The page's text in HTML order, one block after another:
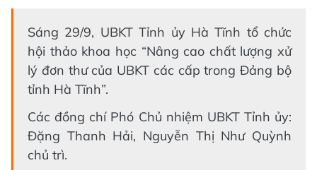
Sáng 29/9, UBKT Tỉnh ủy Hà Tĩnh tổ chức
hội thảo khoa học “Nâng cao chất lượng xử
lý đơn thư của UBKT các cấp trong Đảng bộ
tỉnh Hà Tĩnh”.
Các đồng chí Phó Chủ nhiệm UBKT Tỉnh ủy:
Đặng Thanh Hải, Nguyễn Thị Như Quỳnh
chủ trì.